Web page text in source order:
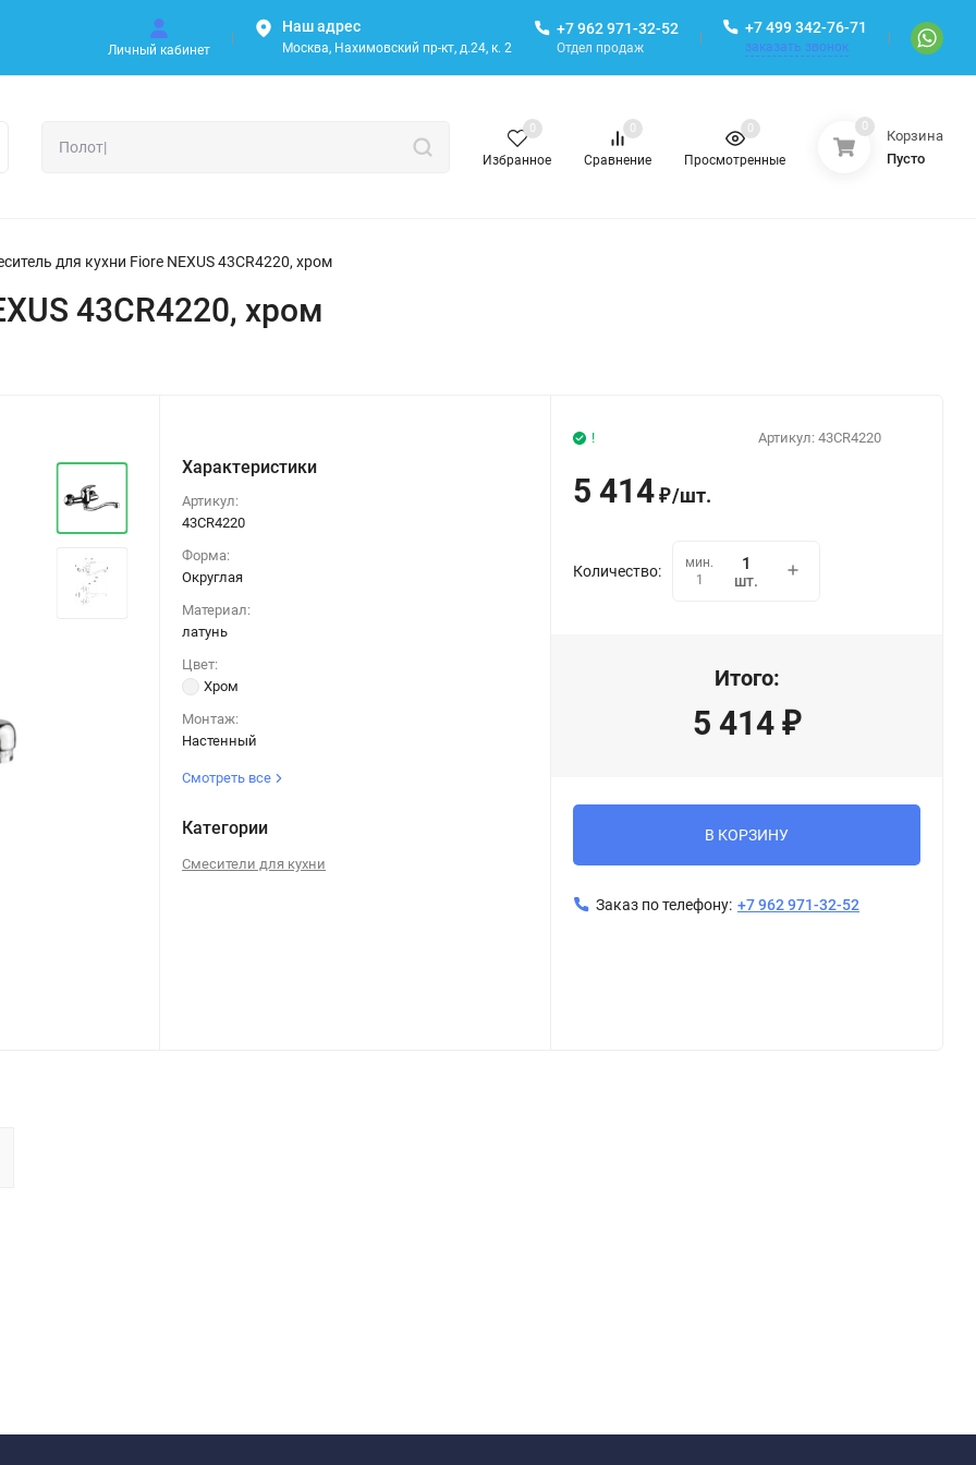
Личный кабинет
Наш адрес
Москва, Нахимовский пр-кт, д.24, к. 2
+7 962 971-32-52
Отдел продаж
+7 499 342-76-71
заказать звонок
Избранное
0
Сравнение
0
Просмотренные
0 0
Корзина
Пусто
для кухни Fiore NEXUS 43CR4220, хром
43CR4220, хром
Характеристики
Артикул:
43CR4220
Форма:
Округлая
Материал:
латунь
Цвет:
Хром
Монтаж:
Настенный
Смотреть все
Категории
Смесители для кухни
Артикул: 43CR4220
!
5 414 ₽/шт.
Количество:
мин.
1
шт.
Итого:
5 414 ₽
В КОРЗИНУ
Заказ по телефону: +7 962 971-32-52